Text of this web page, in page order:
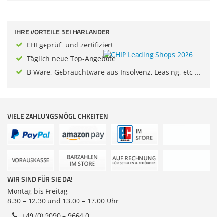
Merkzettel
IHRE VORTEILE BEI HARLANDER
EHI geprüft und zertifiziert
Täglich neue Top-Angebote
B-Ware, Gebrauchtware aus Insolvenz, Leasing, etc ...
VIELE ZAHLUNGSMÖGLICHKEITEN
WIR SIND FÜR SIE DA!
Montag bis Freitag
8.30 – 12.30 und 13.00 – 17.00 Uhr